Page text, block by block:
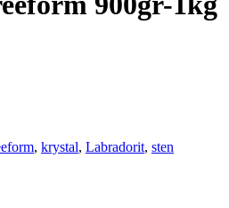
, krystal, Labradorit, sten